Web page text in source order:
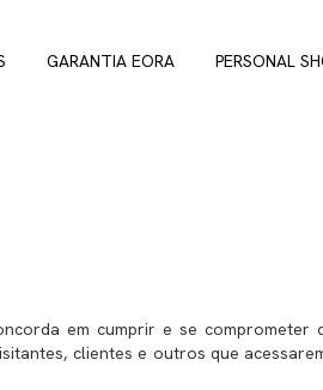
GARANTIA EORA PERSONAL
em cumprir e se
clientes e outros que